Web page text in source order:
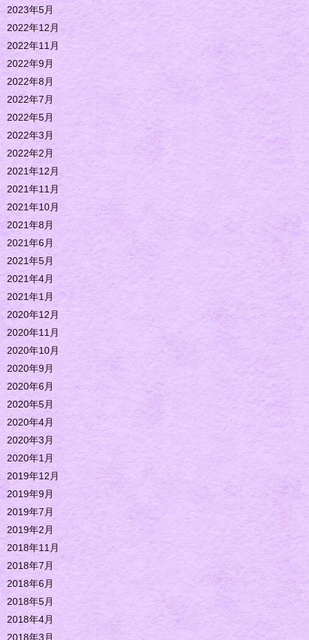
2023年5月
2022年12月
2022年11月
2022年9月
2022年8月
2022年7月
2022年5月
2022年3月
2022年2月
2021年12月
2021年11月
2021年10月
2021年8月
2021年6月
2021年5月
2021年4月
2021年1月
2020年12月
2020年11月
2020年10月
2020年9月
2020年6月
2020年5月
2020年4月
2020年3月
2020年1月
2019年12月
2019年9月
2019年7月
2019年2月
2018年11月
2018年7月
2018年6月
2018年5月
2018年4月
2018年3月